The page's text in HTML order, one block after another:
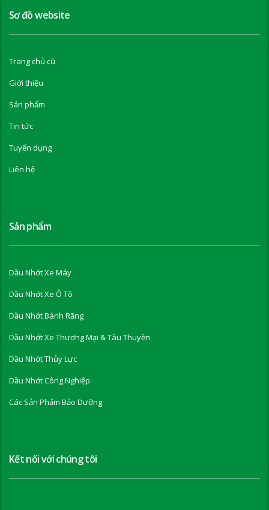
Sơ đồ website
Trang chủ cũ
Giới thiệu
Sản phẩm
Tin tức
Tuyển dụng
Liên hệ
Sản phẩm
Dầu Nhớt Xe Máy
Dầu Nhớt Xe Ô Tô
Dầu Nhớt Bánh Răng
Dầu Nhớt Xe Thương Mại & Tàu Thuyền
Dầu Nhớt Thủy Lực
Dầu Nhớt Công Nghiệp
Các Sản Phẩm Bảo Dưỡng
Kết nối với chúng tôi